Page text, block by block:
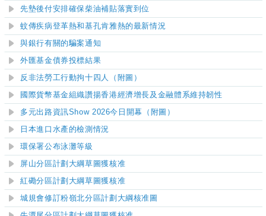
先墊後付安排確保柴油補貼落實到位
蚊傳疾病登革熱和基孔肯雅熱的最新情況
與銀行有關的騙案通知
外匯基金債券投標結果
反非法勞工行動拘十四人（附圖）
國際貨幣基金組織讚揚香港經濟增長及金融體系維持韌性
多元出路資訊Show 2026今日開幕（附圖）
日本進口水產的檢測情況
環保署公布泳灘等級
屏山分區計劃大綱草圖獲核准
紅磡分區計劃大綱草圖獲核准
城規會修訂粉嶺北分區計劃大綱核准圖